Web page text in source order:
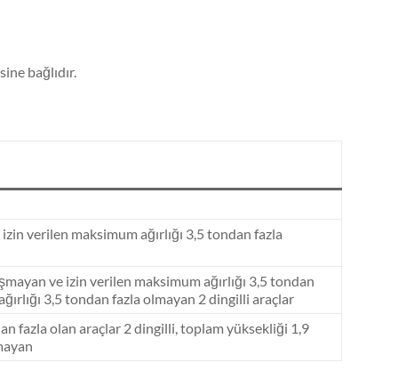
bağlıdır.
verilen maksimum ağırlığı 3,5 tondan fazla
ve izin verilen maksimum ağırlığı 3,5 tondan
3,5 tondan fazla olmayan 2 dingilli araçlar
fazla olan araçlar 2 dingilli, toplam yüksekliği 1,9